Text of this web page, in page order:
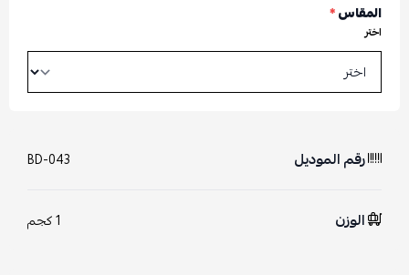
المقاس*
اختر
رقم الموديل BD-043
الوزن 1 كجم